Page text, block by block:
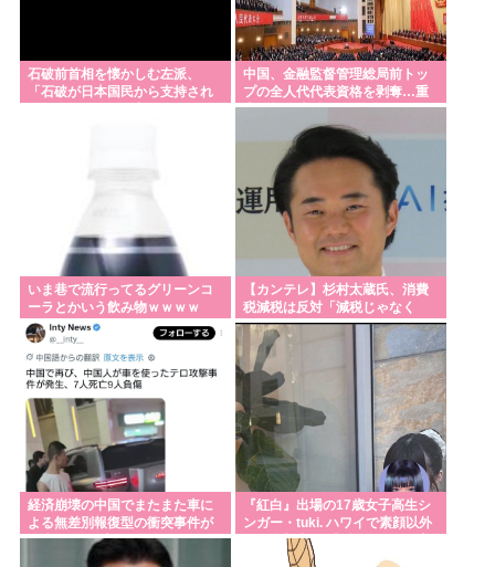
Z世代「長野県に行ったことがない。山しかない場所
に行く意味ある？」←これ
【ラグビー】日本代表、歴史的初勝利ならず…オー
ストラリアに逆転負け 8戦全敗
防衛白書の表紙は、なぜか笑顔の若者がアニメ風に
描かれ… 安保政策の大転換とのチグハグ感に戸惑い
の声
米農家「流石にこんな値段じゃ、米作り辞める人、
出るんじゃないかなあ？？」
Powered by livedoor 相互RSS
石破前首相を懐かしむ左派、
「石破が日本国民から支持され
中国、金融監督管理総局前トッ
プの全人代代表資格を剥奪…重
大な規律違反で！
いま巷で流行ってるグリーンコ
ーラとかいう飲み物ｗｗｗｗ
【カンテレ】杉村太蔵氏、消費
税減税は反対「減税じゃなく
て、現金給付を」
経済崩壊の中国でまたまた車に
よる無差別報復型の衝突事件が
発生、7人死亡9人負傷
『紅白』出場の17歳女子高生シ
ンガー・tuki. ハワイで素顔以外
ほぼ全部出し 「隠しきれない美
貌」とSNSざわつく